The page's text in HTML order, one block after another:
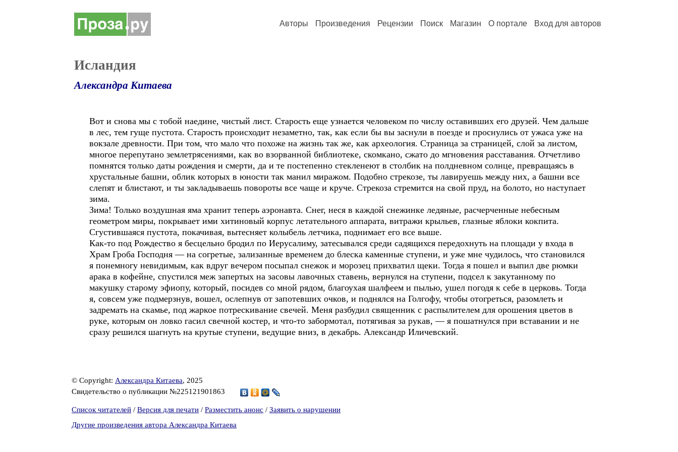
Авторы Произведения Рецензии Поиск Магазин О портале Вход для авторов
Исландия
Александра Китаева
Вот и снова мы с тобой наедине, чистый лист. Старость еще узнается человеком по числу оставивших его друзей. Чем дальше
в лес, тем гуще пустота. Старость происходит незаметно, так, как если бы вы заснули в поезде и проснулись от ужаса уже на
вокзале древности. При том, что мало что похоже на жизнь так же, как археология. Страница за страницей, слой за листом,
многое перепутано землетрясениями, как во взорванной библиотеке, скомкано, сжато до мгновения расставания. Отчетливо
помнятся только даты рождения и смерти, да и те постепенно стекленеют в столбик на полдневном солнце, превращаясь в
хрустальные башни, облик которых в юности так манил миражом. Подобно стрекозе, ты лавируешь между них, а башни все
слепят и блистают, и ты закладываешь повороты все чаще и круче. Стрекоза стремится на свой пруд, на болото, но наступает
зима.
Зима! Только воздушная яма хранит теперь аэронавта. Снег, неся в каждой снежинке ледяные, расчерченные небесным
геометром миры, покрывает ими хитиновый корпус летательного аппарата, витражи крыльев, глазные яблоки кокпита.
Сгустившаяся пустота, покачивая, вытесняет колыбель летчика, поднимает его все выше.
Как-то под Рождество я бесцельно бродил по Иерусалиму, затесывался среди садящихся передохнуть на площади у входа в
Храм Гроба Господня — на согретые, зализанные временем до блеска каменные ступени, и уже мне чудилось, что становился
я понемногу невидимым, как вдруг вечером посыпал снежок и морозец прихватил щеки. Тогда я пошел и выпил две рюмки
арака в кофейне, спустился меж запертых на засовы лавочных ставень, вернулся на ступени, подсел к закутанному по
макушку старому эфиопу, который, посидев со мной рядом, благоухая шалфеем и пылью, ушел погодя к себе в церковь. Тогда
я, совсем уже подмерзнув, вошел, ослепнув от запотевших очков, и поднялся на Голгофу, чтобы отогреться, разомлеть и
задремать на скамье, под жаркое потрескивание свечей. Меня разбудил священник с распылителем для орошения цветов в
руке, которым он ловко гасил свечной костер, и что-то забормотал, потягивая за рукав, — я пошатнулся при вставании и не
сразу решился шагнуть на крутые ступени, ведущие вниз, в декабрь. Александр Иличевский.
© Copyright: Александра Китаева, 2025
Свидетельство о публикации №225121901863
Список читателей / Версия для печати / Разместить анонс / Заявить о нарушении
Другие произведения автора Александра Китаева